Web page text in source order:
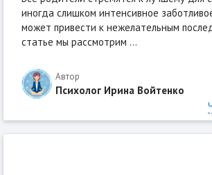
иногда слишком интенсивное
может привести к нежелательным
статье мы рассмотрим ...
Автор
Психолог Ирина Войтенко